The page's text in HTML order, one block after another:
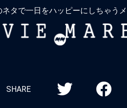
ネタで一日をハッピーにしちゃう
SHARE